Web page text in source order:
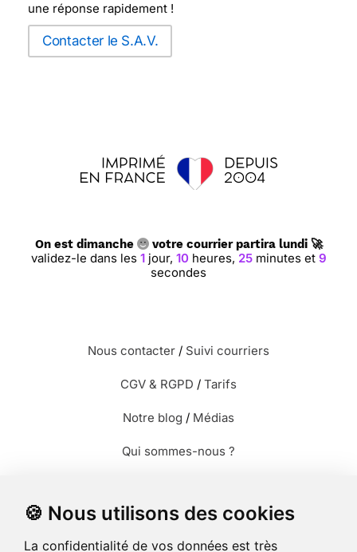
🍪 Nous utilisons des cookies
La confidentialité de vos données est très
une réponse rapidement !
Contacter le S.A.V.
On est dimanche votre courrier partira lundi 🚀
validez-le dans les 1jour, 10heures, 25minutes et 8
secondes
Nous contacter / Suivi courriers
CGV & RGPD / Tarifs
Notre blog / Médias
Qui sommes-nous ?
Envoyer des photos